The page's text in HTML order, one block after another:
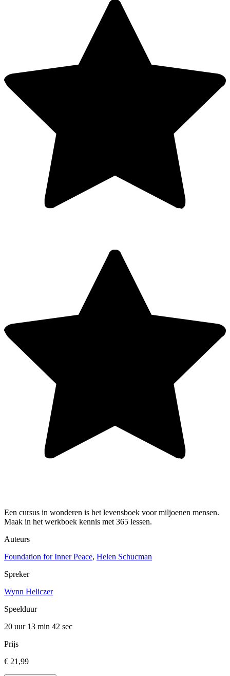
Een cursus in wonderen is het levensboek voor miljoenen mensen.
Maak in het werkboek kennis met 365 lessen.
Auteurs
Foundation for Inner Peace, Helen Schucman
Spreker
Wynn Heliczer
Speelduur
20 uur 13 min 42 sec
Prijs
€ 21,99